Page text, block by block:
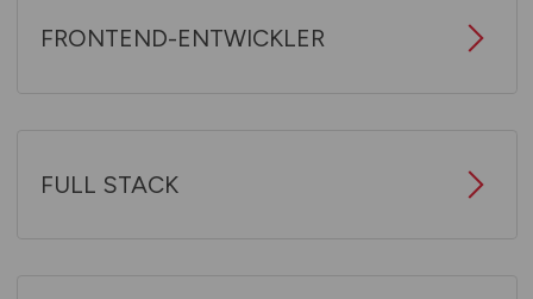
FRONTEND-ENTWICKLER
FULL STACK